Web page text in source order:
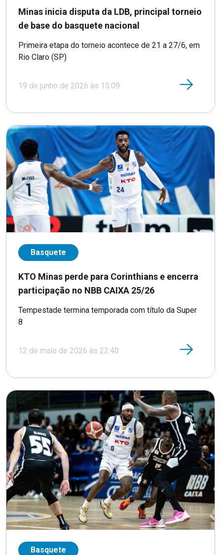
Minas inicia disputa da LDB, principal torneio
de base do basquete nacional
Primeira etapa do torneio acontece de 21 a 27/6, em
Rio Claro (SP)
19 de junho de 2026 às 15:09
Basquete
KTO Minas perde para Corinthians e encerra
participação no NBB CAIXA 25/26
Tempestade termina temporada com título da Super
8
12 de maio de 2026 às 22:40
Basquete